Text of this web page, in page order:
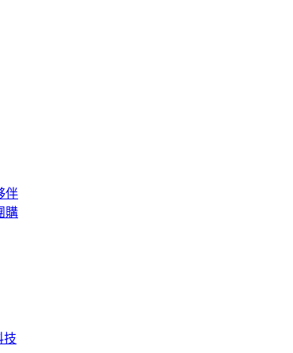
伴
購